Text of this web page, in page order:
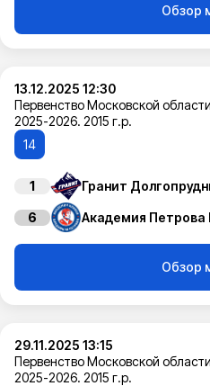
Обзор
13.12.2025 12:30
Первенство Московской
2025-2026. 2015 г.р.
14
1 Гранит
6 Академия Петрова
Обзор
29.11.2025 13:15
Первенство Московской
2025-2026. 2015 г.р.